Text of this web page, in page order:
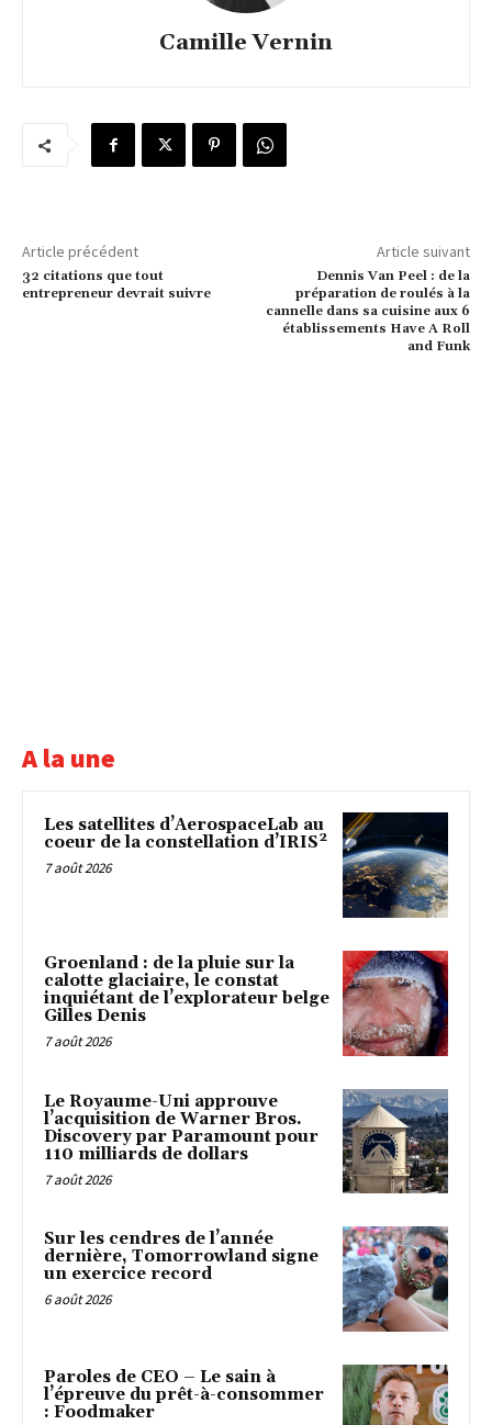
Camille Vernin
Article précédent
32 citations que tout
entrepreneur devrait suivre
Article suivant
Dennis Van Peel : de la
préparation de roulés à la
cannelle dans sa cuisine aux 6
établissements Have A Roll
and Funk
A la une
Les satellites d’AerospaceLab au
coeur de la constellation d’IRIS²
7 août 2026
Groenland : de la pluie sur la
calotte glaciaire, le constat
inquiétant de l’explorateur belge
Gilles Denis
7 août 2026
Le Royaume-Uni approuve
l’acquisition de Warner Bros.
Discovery par Paramount pour
110 milliards de dollars
7 août 2026
Sur les cendres de l’année
dernière, Tomorrowland signe
un exercice record
6 août 2026
Paroles de CEO – Le sain à
l’épreuve du prêt-à-consommer
: Foodmaker